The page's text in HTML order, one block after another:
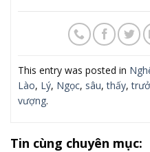
This entry was posted in
Lào, Lý, Ngọc, sâu,thấy,
vượng.
Tin cùng chuyên mục: